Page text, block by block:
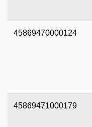
45869470000124
45869471000179